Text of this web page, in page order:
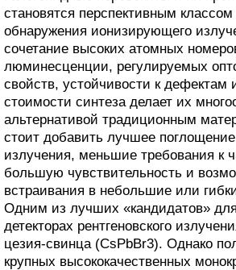
становятся перспективным
обнаружения ионизирующего
сочетание высоких атомных
люминесценции, регулируемых
свойств, устойчивости к дефектам
стоимости синтеза делает их
альтернативой традиционным
стоит добавить лучшее
излучения, меньшие требования к
большую чувствительность и
встраивания в небольшие или
Одним из лучших «кандидатов»
детекторах рентгеновского
цезия-свинца (CsPbBr3). Однако
крупных высококачественных